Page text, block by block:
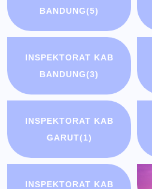
BANDUNG(5)
INSPEKTORAT KAB
BANDUNG(3)
INSPEKTORAT KAB
GARUT(1)
INSPEKTORAT KAB